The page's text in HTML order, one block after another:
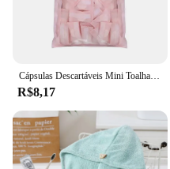
Cápsulas Descartáveis Mini Toalha Comprimida, Toalhas Mágicas, Tablet Face Care, Toalhetes De Pano De Viagem Ao Ar Livre, Tecido De Papel
R$8,17